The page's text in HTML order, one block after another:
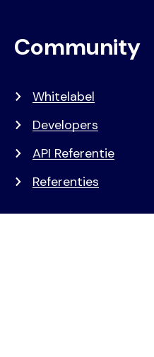
Community
Whitelabel
Developers
API Referentie
Referenties